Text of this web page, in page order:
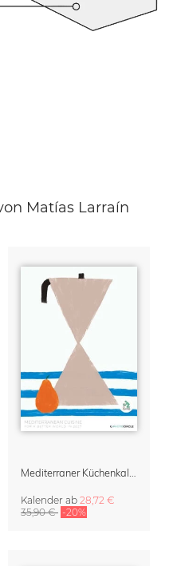
Matías Larraín
Kalender ab 28,72 €
35,90 € -20%